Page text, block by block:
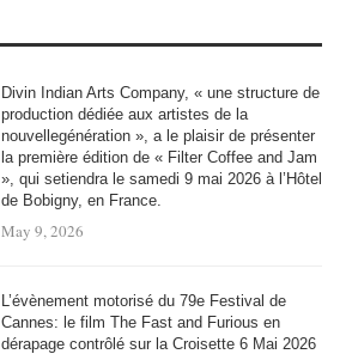
Divin Indian Arts Company, « une structure de
production dédiée aux artistes de la
nouvellegénération », a le plaisir de présenter
la première édition de « Filter Coffee and Jam
», qui setiendra le samedi 9 mai 2026 à l’Hôtel
de Bobigny, en France.
May 9, 2026
L’évènement motorisé du 79e Festival de
Cannes: le film The Fast and Furious en
dérapage contrôlé sur la Croisette 6 Mai 2026